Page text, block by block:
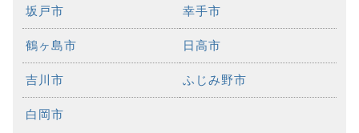
坂戸市 幸手市
鶴ヶ島市 日高市
吉川市 ふじみ野市
白岡市